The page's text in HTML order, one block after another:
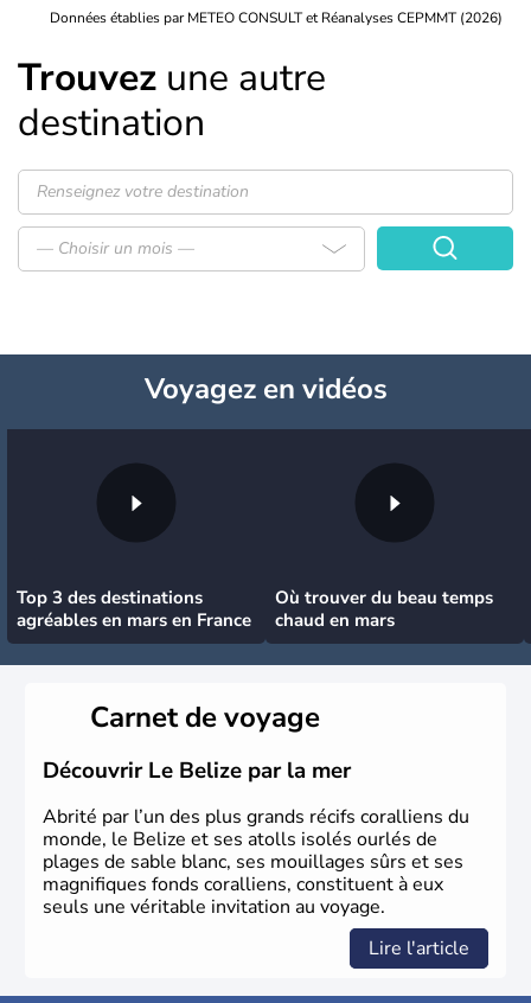
Données établies par METEO CONSULT et Réanalyses CEPMMT (2026)
Trouvez une autre
destination
— Choisir un mois —
Voyagezen vidéos
Top 3 des destinations
agréables en mars en France
Où trouver du beau temps
chaud en mars
Carnet de voyage
Découvrir Le Belize par la mer
Abrité par l’un des plus grands récifs coralliens du
monde, le Belize et ses atolls isolés ourlés de
plages de sable blanc, ses mouillages sûrs et ses
magnifiques fonds coralliens, constituent à eux
seuls une véritable invitation au voyage.
Lire l'article